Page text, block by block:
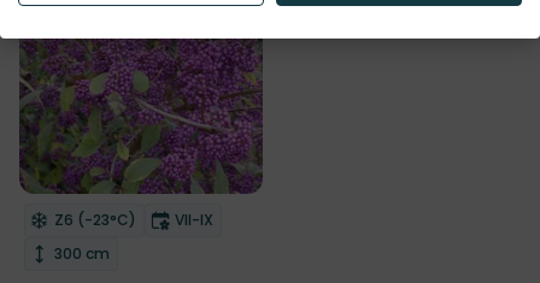
Odober do zoznamu želaní
Mrazuvzdornosť
Z6 (-23°C) Doba kvitnutia
VII-IX
Výška rastliny
300 cm